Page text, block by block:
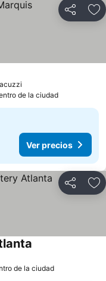
Compartir
de la ciudad
Ver precios
Compartir
de la ciudad